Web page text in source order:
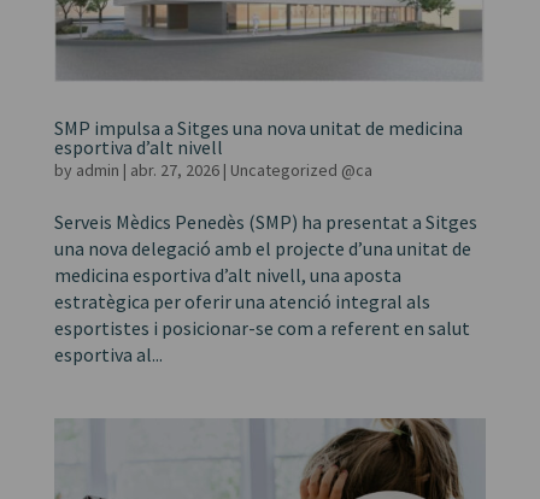
SMP impulsa a Sitges una nova unitat de medicina
esportiva d’alt nivell
by admin | abr. 27, 2026| Uncategorized @ca
Serveis Mèdics Penedès (SMP) ha presentat a Sitges
una nova delegació amb el projecte d’una unitat de
medicina esportiva d’alt nivell, una aposta
estratègica per oferir una atenció integral als
esportistes i posicionar-se com a referent en salut
esportiva al...